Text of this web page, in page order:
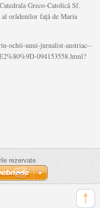
Greco-Catolică Sf.
orădenilor faţă de Maria
ochii-unui-jurnalist-austriac--
094153558.html?
rezervate.